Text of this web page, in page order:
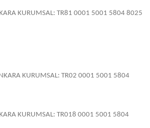
KURUMSAL: TR81 0001 5001 5804 8025
KURUMSAL: TR02 0001 5001 5804
KURUMSAL: TR018 0001 5001 5804